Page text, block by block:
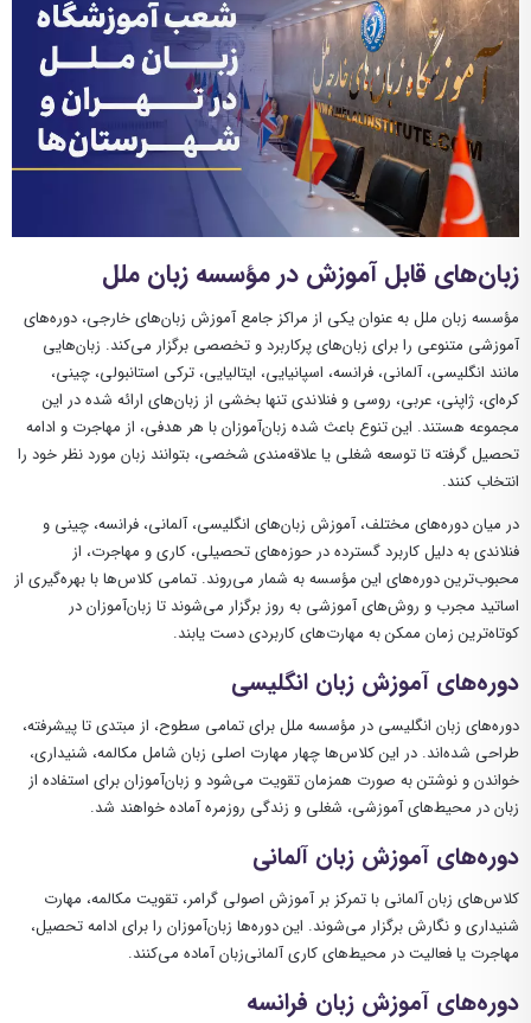
زبان‌های قابل آموزش در مؤسسه زبان ملل
مؤسسه زبان ملل به عنوان یکی از مراکز جامع آموزش زبان‌های خارجی، دوره‌های
آموزشی متنوعی را برای زبان‌های پرکاربرد و تخصصی برگزار می‌کند. زبان‌هایی
مانند انگلیسی، آلمانی، فرانسه، اسپانیایی، ایتالیایی، ترکی استانبولی، چینی،
کره‌ای، ژاپنی، عربی، روسی و فنلاندی تنها بخشی از زبان‌های ارائه شده در این
مجموعه هستند. این تنوع باعث شده زبان‌آموزان با هر هدفی، از مهاجرت و ادامه
تحصیل گرفته تا توسعه شغلی یا علاقه‌مندی شخصی، بتوانند زبان مورد نظر خود را
انتخاب کنند.
در میان دوره‌های مختلف، آموزش زبان‌های انگلیسی، آلمانی، فرانسه، چینی و
فنلاندی به دلیل کاربرد گسترده در حوزه‌های تحصیلی، کاری و مهاجرت، از
محبوب‌ترین دوره‌های این مؤسسه به شمار می‌روند. تمامی کلاس‌ها با بهره‌گیری از
اساتید مجرب و روش‌های آموزشی به روز برگزار می‌شوند تا زبان‌آموزان در
کوتاه‌ترین زمان ممکن به مهارت‌های کاربردی دست یابند.
دوره‌های آموزش زبان انگلیسی
دوره‌های زبان انگلیسی در مؤسسه ملل برای تمامی سطوح، از مبتدی تا پیشرفته،
طراحی شده‌اند. در این کلاس‌ها چهار مهارت اصلی زبان شامل مکالمه، شنیداری،
خواندن و نوشتن به صورت همزمان تقویت می‌شود و زبان‌آموزان برای استفاده از
زبان در محیط‌های آموزشی، شغلی و زندگی روزمره آماده خواهند شد.
دوره‌های آموزش زبان آلمانی
کلاس‌های زبان آلمانی با تمرکز بر آموزش اصولی گرامر، تقویت مکالمه، مهارت
شنیداری و نگارش برگزار می‌شوند. این دوره‌ها زبان‌آموزان را برای ادامه تحصیل،
مهاجرت یا فعالیت در محیط‌های کاری آلمانی‌زبان آماده می‌کنند.
دوره‌های آموزش زبان فرانسه